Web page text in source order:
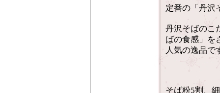
定番の「丹沢
丹沢そばのこ
ばの食感」を
人気の逸品で
そば粉5割、